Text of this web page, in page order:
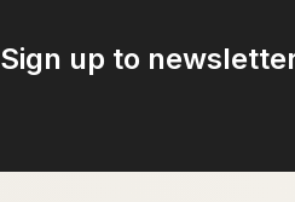
Sign up to